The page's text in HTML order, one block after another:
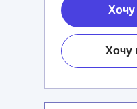
Хочу
Хочу